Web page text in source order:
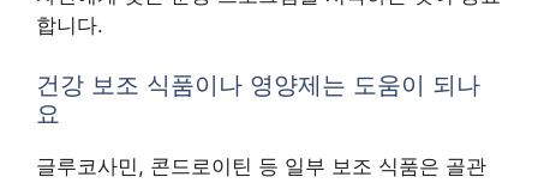
합니다.
건강 보조 식품이나 영양제는 도움이 되나
요
글루코사민, 콘드로이틴 등 일부 보조 식품은 골관